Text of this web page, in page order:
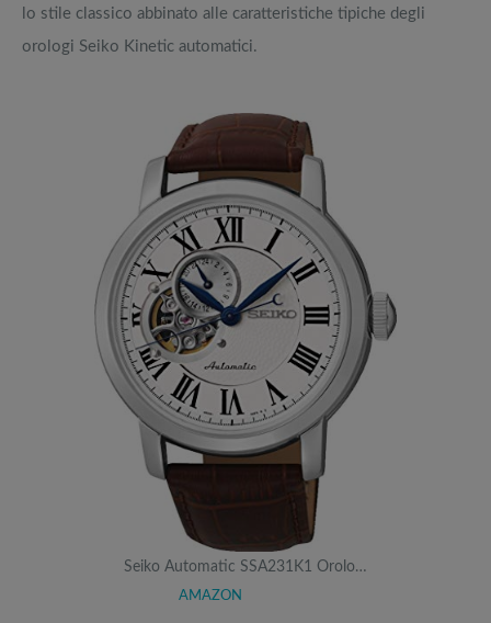
lo stile classico abbinato alle caratteristiche tipiche degli
orologi Seiko Kinetic automatici.
Seiko Automatic SSA231K1 Orolo…
AMAZON